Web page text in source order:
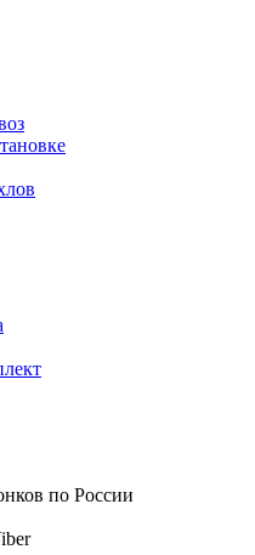
по России